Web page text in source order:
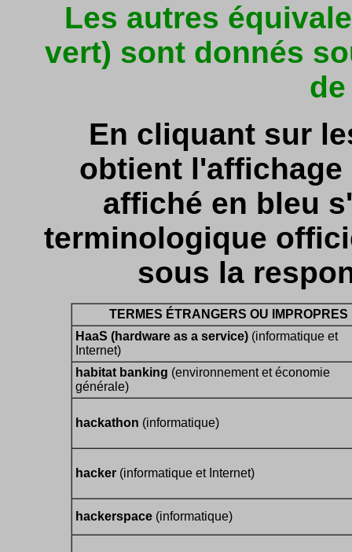
Les autres
vert) sont donnés
En cliquant sur
obtient
affiché en bleu
terminologique
sous la
TERMES ÉTRANGERS OU IMPROPRES
HaaS (hardware as a service) (informatique et
Internet)
habitat banking (environnement et économie
générale)
hackathon (informatique)
hacker (informatique et Internet)
hackerspace (informatique)